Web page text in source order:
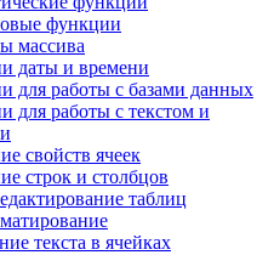
функции
массива
даты и времени
для работы с базами данных
для работы с текстом и
свойств ячеек
строк и столбцов
таблиц
текста в ячейках